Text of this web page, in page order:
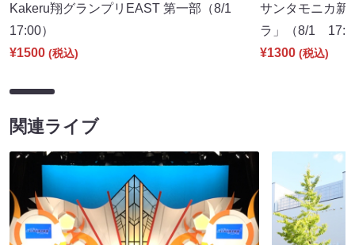
Kakeru翔グランプリEAST 第一部（8/1
17:00）
¥1500 (税込)
サンタモニカ新
ラ」（8/1
¥1300 (税込)
関連ライブ